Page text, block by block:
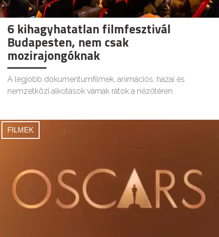
6 kihagyhatatlan filmfesztivál
Budapesten, nem csak
mozirajongóknak
A legjobb dokumentumfilmek, animációs, hazai és
nemzetközi alkotások várnak rátok a nézőtéren.
FILMEK